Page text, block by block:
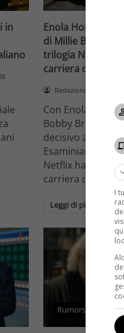
in
Enola Holmes 3 e
di Millie Bobby
trilogia Netflix ha
carriera di una star
Redazione Velvet
Con Enola
Bobby Brown
decisivo a
Esaminiamo
Netflix ha
carriera da
Leggi di più
Rumors
I